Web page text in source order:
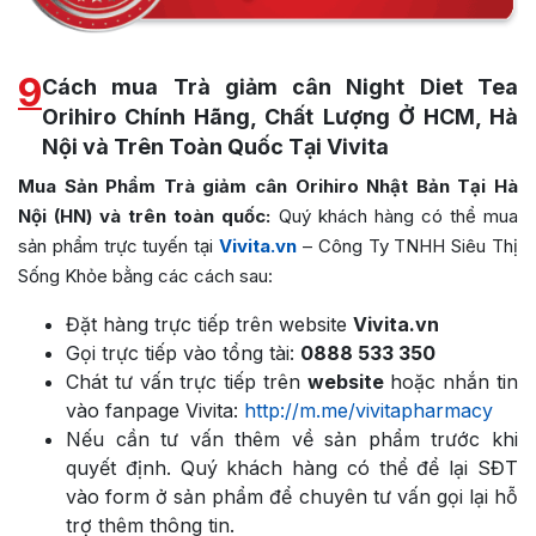
9Cách mua Trà giảm cân Night Diet Tea
Orihiro Chính Hãng, Chất Lượng Ở HCM, Hà
Nội và Trên Toàn Quốc Tại Vivita
Mua Sản Phẩm Trà giảm cân Orihiro Nhật Bản Tại Hà
Nội (HN) và trên toàn quốc: Quý khách hàng có thể mua
sản phẩm trực tuyến tạiVivita.vn – Công Ty TNHH Siêu Thị
Sống Khỏe bằng các cách sau:
Đặt hàng trực tiếp trên website Vivita.vn
Gọi trực tiếp vào tổng tài: 0888 533 350
Chát tư vấn trực tiếp trên websitehoặc nhắn tin
vào fanpage Vivita: http://m.me/vivitapharmacy
Nếu cần tư vấn thêm về sản phẩm trước khi
quyết định. Quý khách hàng có thể để lại SĐT
vào form ở sản phẩm để chuyên tư vấn gọi lại hỗ
trợ thêm thông tin.